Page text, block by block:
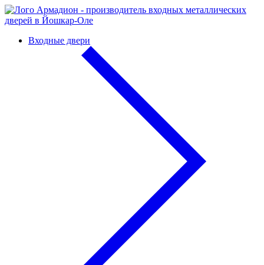
Входные двери